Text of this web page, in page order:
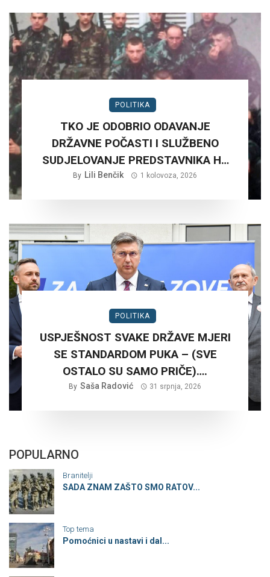
POLITIKA
TKO JE ODOBRIO ODAVANJE
DRŽAVNE POČASTI I SLUŽBENO
SUDJELOVANJE PREDSTAVNIKA HV
NA RUŠNJAKU KOD BADERNE 27,
By Lili Benčik 1 kolovoza, 2026
POLITIKA
USPJEŠNOST SVAKE DRŽAVE MJERI
SE STANDARDOM PUKA – (SVE
OSTALO SU SAMO PRIČE)….
By Saša Radović 31 srpnja, 2026
POPULARNO
Branitelji
SADA ZNAM ZAŠTO SMO RATOV...
Top tema
Pomoćnici u nastavi i dal...